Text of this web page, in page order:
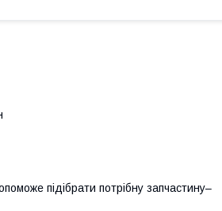
підібрати потрібну запчастину–